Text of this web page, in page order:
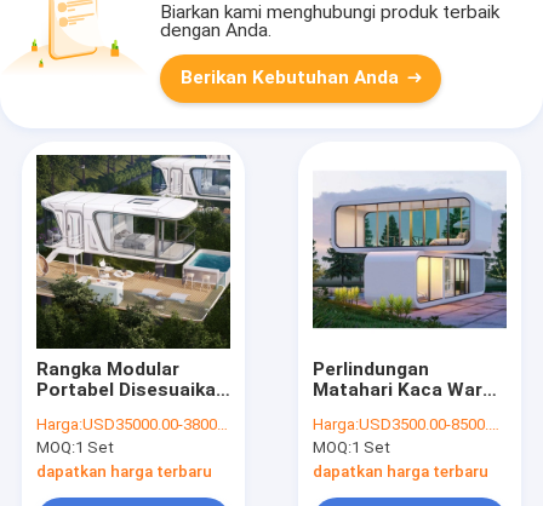
Biarkan kami menghubungi produk terbaik
dengan Anda.
Berikan Kebutuhan Anda
Rangka Modular
Portabel Disesuaikan
Gaya Kapsul Ruang
Modern Untuk
Penggunaan Di Luar
Ruangan
Harga:USD35000.00-38000.00/Set
MOQ:1 Set
dapatkan harga terbaru
Perlindungan
Matahari Kaca Warna
Baja Stabil Prefab
Mobile Apple Cabin
Dan Pod Container
House
Harga:USD3500.00-8500.00/Set
MOQ:1 Set
dapatkan harga terbaru